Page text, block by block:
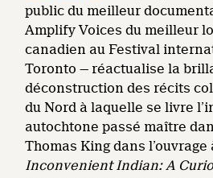
public du meilleur
Amplify Voices du meilleur
canadien au Festival
Toronto — réactualise la
déconstruction des récits
du Nord à laquelle se livre
autochtone passé maître
Thomas King dans l’ouvrage
Inconvenient Indian: A